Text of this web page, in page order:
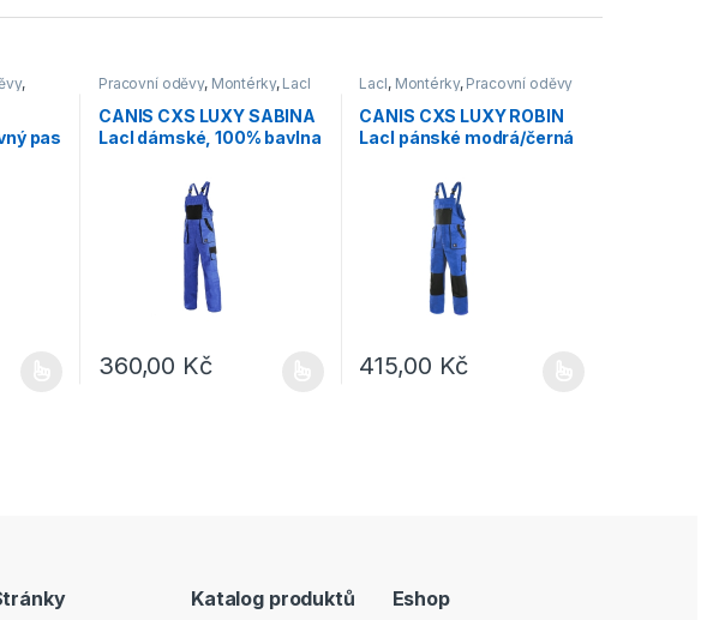
produktu
,
pas
variant. Možnosti lze vybrat na stránce produktu
Pracovní oděvy, Montérky, Lacl
CANIS CXS LUXY SABINA
Lacl dámské, 100% bavlna
360,00 Kč
Tento produkt má více variant. Možnosti lze vybrat na stránce produktu
Lacl, Montérky, Pracovní oděvy
CANIS CXS LUXY ROBIN
Lacl pánské modrá/černá
415,00 Kč
Tento produkt má více variant. Možnosti
Katalog produktů Eshop